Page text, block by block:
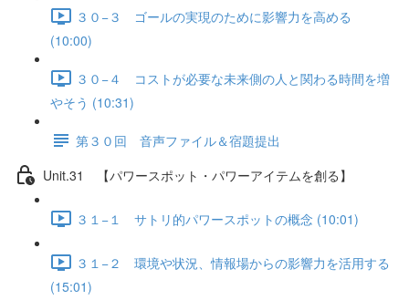
３０−３ ゴールの実現のために影響力を高める
(10:00)
３０−４ コストが必要な未来側の人と関わる時間を増
やそう (10:31)
第３０回 音声ファイル＆宿題提出
Unit.31 【パワースポット・パワーアイテムを創る】
３１−１ サトリ的パワースポットの概念 (10:01)
３１−２ 環境や状況、情報場からの影響力を活用する
(15:01)